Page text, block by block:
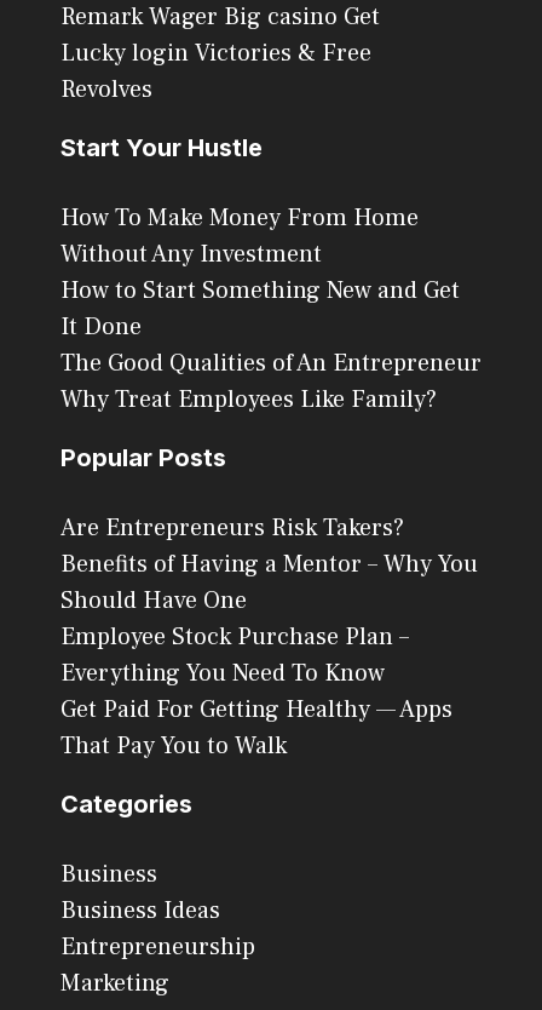
Remark Wager Big casino Get
Lucky login Victories & Free
Revolves
Start Your Hustle
How To Make Money From Home
Without Any Investment
How to Start Something New and Get
It Done
The Good Qualities of An Entrepreneur
Why Treat Employees Like Family?
Popular Posts
Are Entrepreneurs Risk Takers?
Benefits of Having a Mentor – Why You
Should Have One
Employee Stock Purchase Plan –
Everything You Need To Know
Get Paid For Getting Healthy — Apps
That Pay You to Walk
Categories
Business
Business Ideas
Entrepreneurship
Marketing